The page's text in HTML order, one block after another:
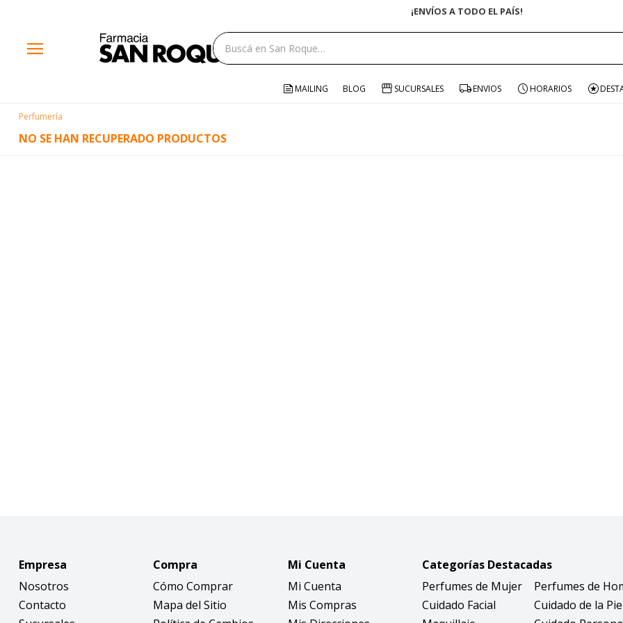
¡ENVÍOS A TODO EL PAÍS!
menu
MAILING BLOG SUCURSALES ENVIOS HORARIOS
Perfumería
NO SE HAN RECUPERADO PRODUCTOS
Empresa
Nosotros
Contacto
Compra
Cómo Comprar
Mapa del Sitio
Mi Cuenta
Mi Cuenta
Mis Compras
Categorías Destacadas
Perfumes de Mujer
Perfumes de
Cuidado Facial
Cuidado de la
close
storefront
help